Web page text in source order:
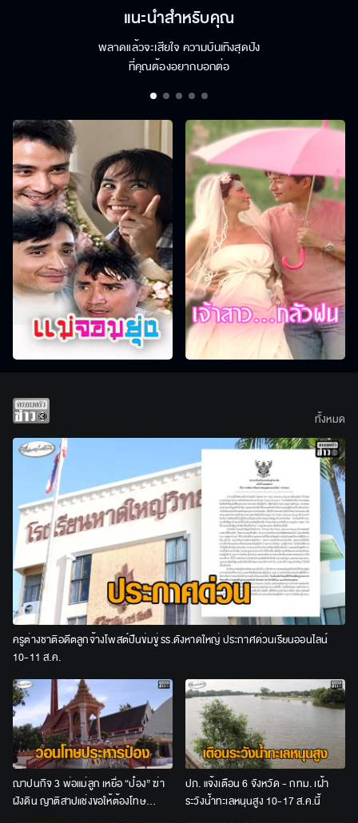
แนะนำสำหรับคุณ
พลาดแล้วจะเสียใจ ความบันเทิงสุดปัง
ที่คุณต้องอยากบอกต่อ
ครูต่างชาติอดีตลูกจ้างโพสต์ปืนข่มขู่ รร.ดังหาดใหญ่ ประกาศด่วนเรียนออนไลน์
10-11 ส.ค.
ฌาปนกิจ 3 พ่อแม่ลูก เหยื่อ “ป๋อง” ฆ่า
ฝังดิน ญาติสาปแช่งขอให้ต้องโทษ
ประหาร
ปภ. แจ้งเตือน 6 จังหวัด - กทม. เฝ้า
ระวังน้ำทะเลหนุนสูง 10-17 ส.ค.นี้
ทั้งหมด